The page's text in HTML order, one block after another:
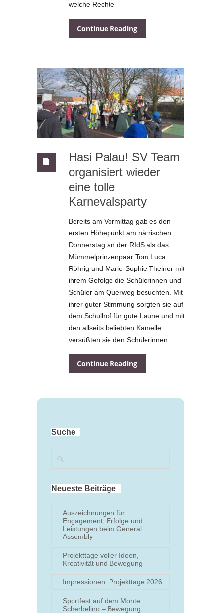
welche Rechte
Continue Reading
Hasi Palau! SV Team
organisiert wieder
eine tolle
Karnevalsparty
Bereits am Vormittag gab es den
ersten Höhepunkt am närrischen
Donnerstag an der RIdS als das
Mümmelprinzenpaar Tom Luca
Röhrig und Marie-Sophie Theiner mit
ihrem Gefolge die Schülerinnen und
Schüler am Querweg besuchten. Mit
ihrer guter Stimmung sorgten sie auf
dem Schulhof für gute Laune und mit
den allseits beliebten Kamelle
versüßten sie den Schülerinnen
Continue Reading
Suche
Neueste Beiträge
Auszeichnungen für
Engagement, Erfolge und
Leistungen beim General
Assembly
Projekttage voller Ideen,
Kreativität und Bewegung
Impressionen: Projekttage 2026
Sportfest auf dem Monte
Scherbelino – Bewegung,